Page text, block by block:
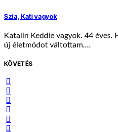
Szia, Kati vagyok
Katalin Keddie vagyok. 44 éves.
új életmódot váltottam.…
KÖVETÉS